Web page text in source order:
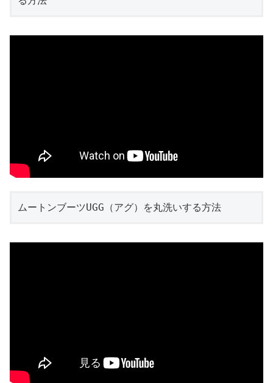
ムートンブーツUGG（アグ）を丸洗いする方法